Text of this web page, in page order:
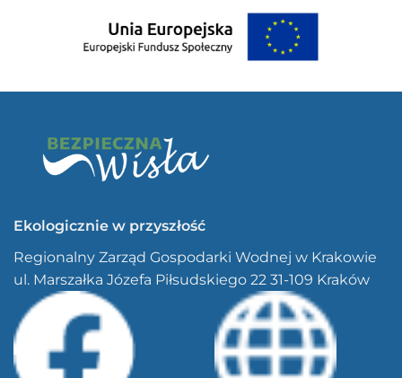
Ekologicznie w przyszłość
Regionalny Zarząd Gospodarki Wodnej w Krakowie
ul. Marszałka Józefa Piłsudskiego 22 31-109 Kraków